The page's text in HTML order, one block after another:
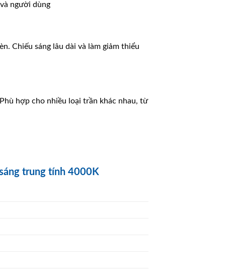
người dùng
Chiếu sáng lâu dài và làm giảm thiểu
hợp cho nhiều loại trần khác nhau, từ
trung tính 4000K